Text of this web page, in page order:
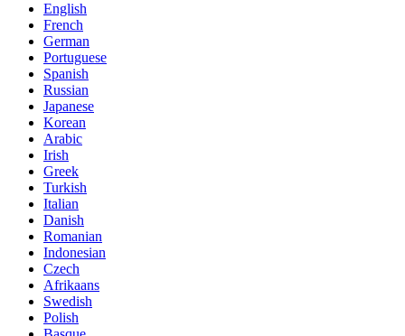
English
French
German
Portuguese
Spanish
Russian
Japanese
Korean
Arabic
Irish
Greek
Turkish
Italian
Danish
Romanian
Indonesian
Czech
Afrikaans
Swedish
Polish